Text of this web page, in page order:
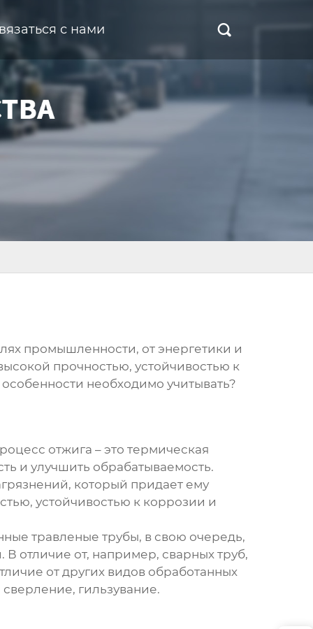
с нами 
промышленности, от энергетики и
прочностью, устойчивостью к
необходимо учитывать?
отжига – это термическая
и улучшить обрабатываемость.
который придает ему
устойчивостью к коррозии и
травленые трубы, в свою очередь,
отличие от, например, сварных труб,
от других видов обработанных
гильзувание.